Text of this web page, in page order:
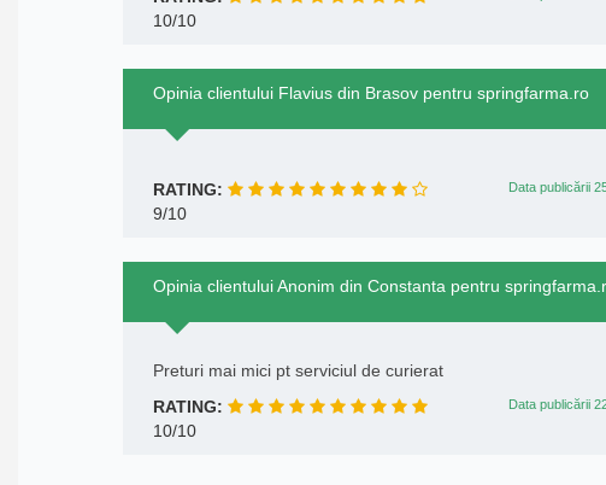
10/10
Opinia clientului Flavius din Brasov pentru springfarma.ro
RATING: Data publicării
9/10
Opinia clientului Anonim din Constanta pentru
Preturi mai mici pt serviciul de curierat
RATING:
Data publicării
10/10